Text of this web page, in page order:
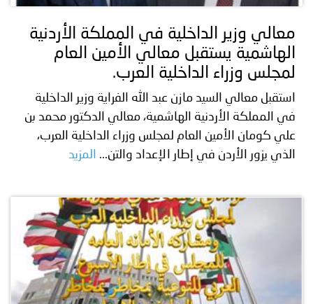
معالي وزير الداخلية في المملكة الأردنية
الهاشمية يستقبل معالي الأمين العام
لمجلس وزراء الداخلية العرب.
استقبل معالي السيد مازن عبد الله الفراية وزير الداخلية
في المملكة الأردنية الهاشمية، معالي الدكتور محمد بن
علي كومان الأمين العام لمجلس وزراء الداخلية العرب،
الذي يزور الأردن في إطار الإعداد والتن...
المزيد